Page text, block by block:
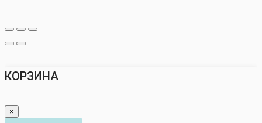
КОРЗИНА
×